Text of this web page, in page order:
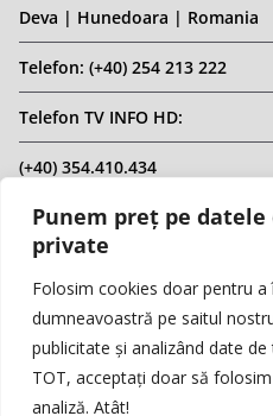
Punem preț pe
private
Folosim cookies doar pentru
dumneavoastră pe saitul
publicitate și analizând date de
TOT, acceptați doar să
analiză. Atât!
Deva | Hunedoara | Romania
Telefon: (+40) 254 213 222
Telefon TV INFO HD:
(+40) 354.410.434
Email: infohd20@gmail.com
Website: www.replicahd.ro